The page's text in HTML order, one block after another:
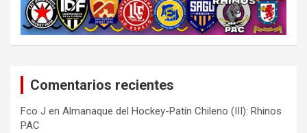
Comentarios recientes
Fco J en Almanaque del Hockey-Patín Chileno (III): Rhinos
PAC